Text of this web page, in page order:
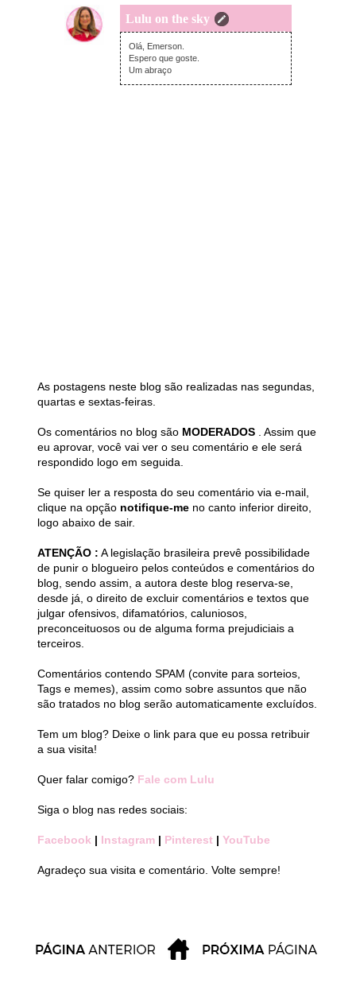
Lulu on the sky
domingo, janeiro 26, 2025
Olá, Emerson.
Espero que goste.
Um abraço
As postagens neste blog são realizadas nas segundas,
quartas e sextas-feiras.
Os comentários no blog são MODERADOS
. Assim que
eu aprovar, você vai ver o seu comentário e ele será
respondido logo em seguida.
Se quiser ler a resposta do seu comentário via e-mail,
clique na opção notifique-me no canto inferior direito,
logo abaixo de sair.
ATENÇÃO : A legislação brasileira prevê possibilidade
de punir o blogueiro pelos conteúdos e comentários do
blog, sendo assim, a autora deste blog reserva-se,
desde já, o direito de excluir comentários e textos que
julgar ofensivos, difamatórios, caluniosos,
preconceituosos ou de alguma forma prejudiciais a
terceiros.
Comentários contendo SPAM (convite para sorteios,
Tags e memes), assim como sobre assuntos que não
são tratados no blog serão automaticamente excluídos.
Tem um blog? Deixe o link para que eu possa retribuir
a sua visita!
Quer falar comigo? Fale com Lulu
Siga o blog nas redes sociais:
Facebook | Instagram | Pinterest | YouTube
Agradeço sua visita e comentário. Volte sempre!